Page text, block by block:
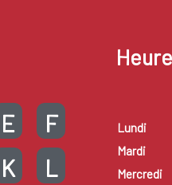
E
F
K
L
Lundi
Mardi
Mercredi